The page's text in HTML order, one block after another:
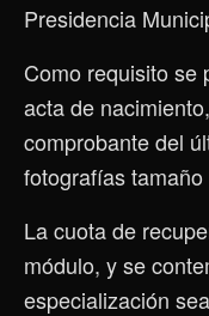
Presidencia
Como requisito se
acta de
comprobante del
fotografías tamaño
La cuota de
módulo, y se
especialización